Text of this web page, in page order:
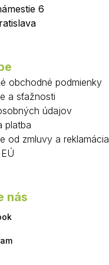
6
obchodné podmienky
a sťažnosti
údajov
platba
od zmluvy a reklamácia
nás